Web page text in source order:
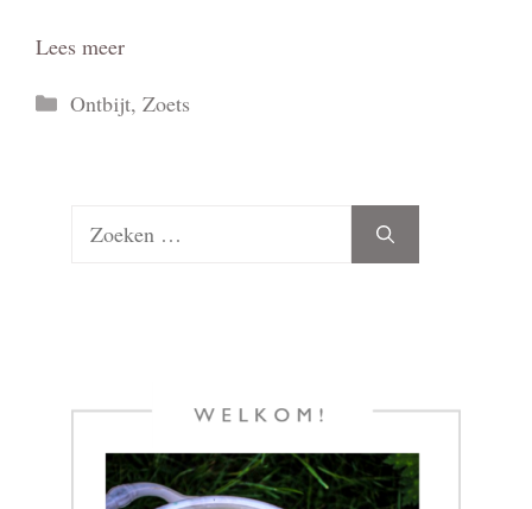
Lees meer
Categorieën
Ontbijt, Zoets
Zoek